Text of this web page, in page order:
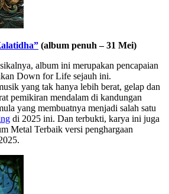
(album penuh – 31 Mei)
album ini merupakan pencapaian
Down for Life sejauh ini.
yang tak hanya lebih berat, gelap dan
pemikiran mendalam di kandungan
yang membuatnya menjadi salah satu
di 2025 ini. Dan terbukti, karya ini juga
Metal Terbaik versi penghargaan